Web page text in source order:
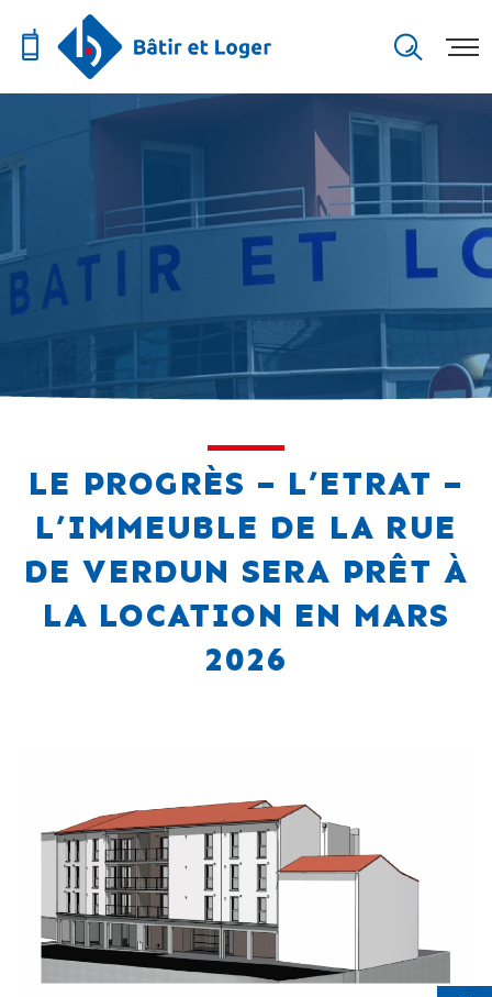
LE PROGRÈS – L’ETRAT –
L’IMMEUBLE DE LA RUE
DE VERDUN SERA PRÊT À
LA LOCATION EN MARS
2026